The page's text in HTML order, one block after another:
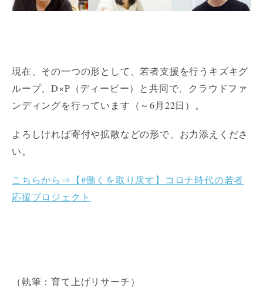
現在、その一つの形として、若者支援を行うキズキグ
ループ、D×P（ディーピー）と共同で、クラウドファ
ンディングを行っています（～6月22日）。
よろしければ寄付や拡散などの形で、お力添えくださ
い。
こちらから⇒【#働くを取り戻す】コロナ時代の若者
応援プロジェクト
（執筆：育て上げリサーチ）